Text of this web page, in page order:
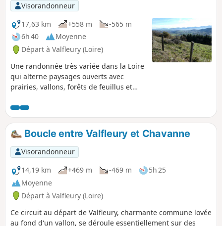
Visorandonneur
17,63 km
+558 m
-565 m
6h 40
Moyenne
Départ à Valfleury (Loire)
Une randonnée très variée dans la Loire
qui alterne paysages ouverts avec
prairies, vallons, forêts de feuillus et
cerisiers. La balade permet aussi de
découvrir un curieux aqueduc enterré.
Par beau temps, s'offre à vous un
panorama époustouflant sur le Mont-
Blanc et sur toute la chaîne des Alpes.
Une randonnée à faire en toutes saisons
mais qui doit être magnifique au
printemps avec la floraison des arbres
fruitiers.
Boucle entre Valfleury et Chavanne
Visorandonneur
14,19 km
+469 m -469 m
5h 25
Moyenne
Départ à Valfleury (Loire)
Ce circuit au départ de Valfleury, charmante commune lovée
au fond d'un vallon, se déroule essentiellement sur des